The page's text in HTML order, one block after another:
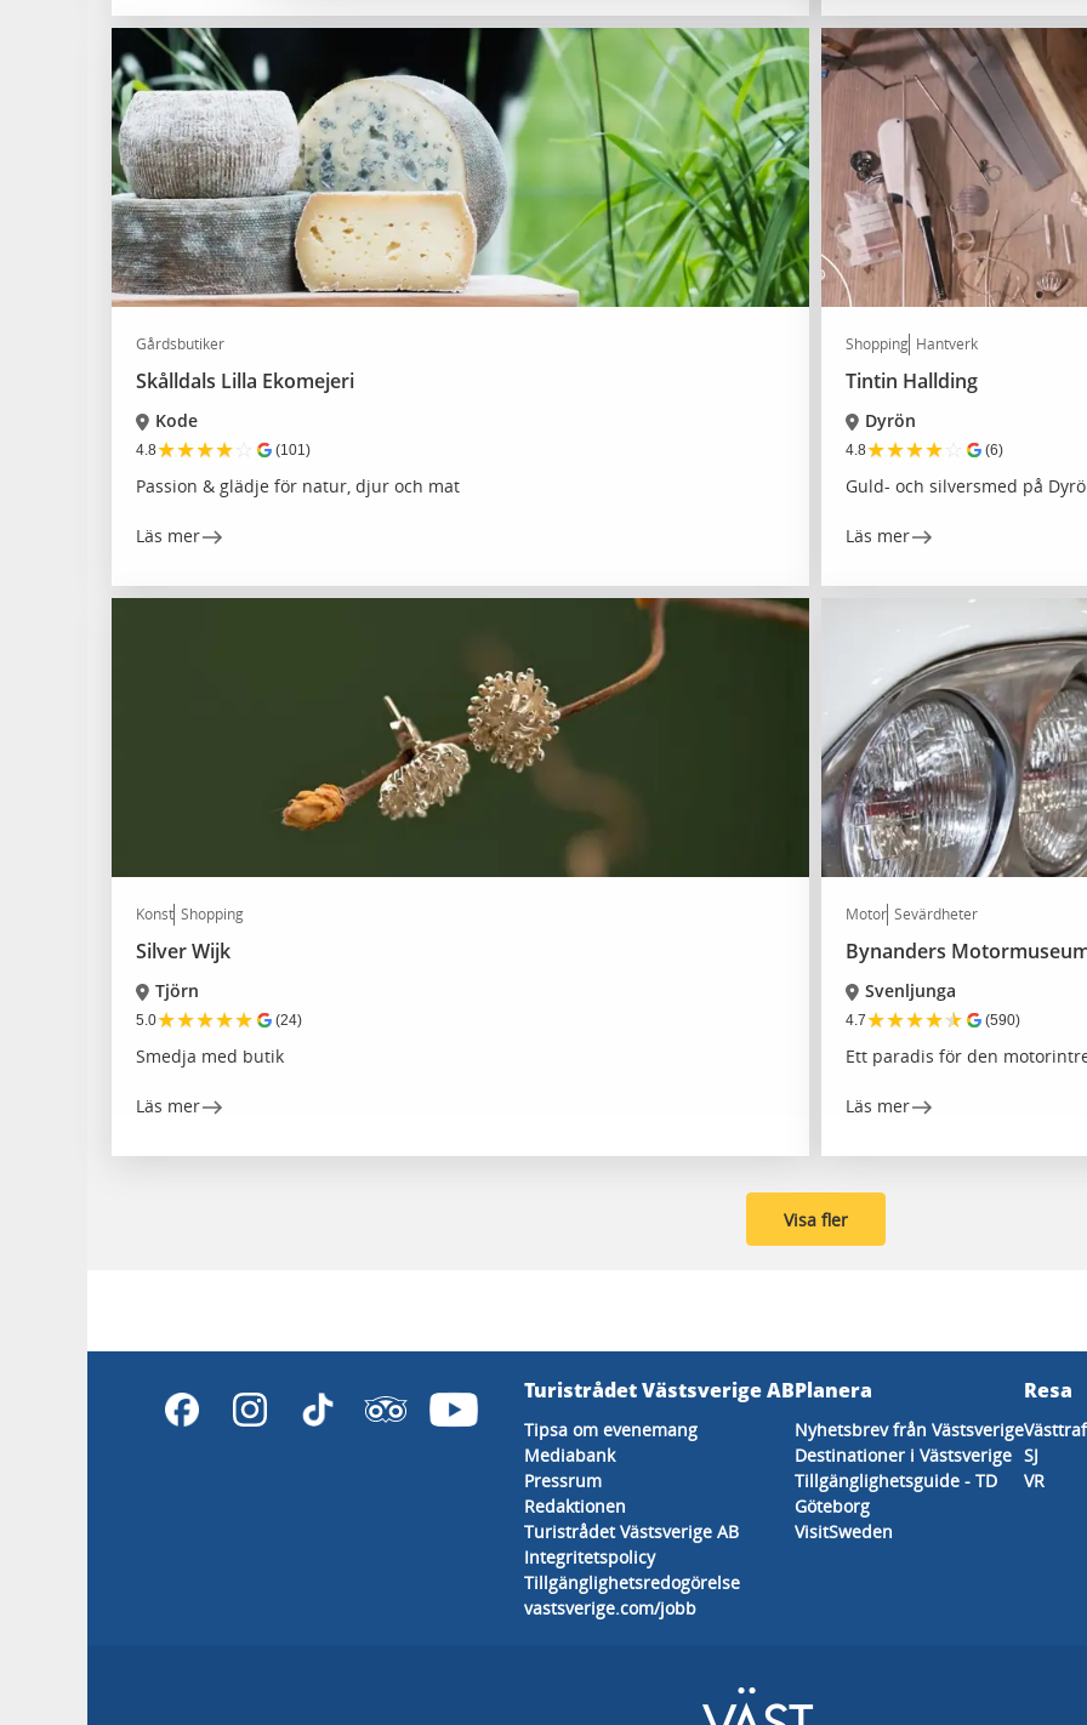
Gårdsbutiker
Skålldals Lilla Ekomejeri
Kode
4.8★★★★☆ (101)
Passion & glädje för natur, djur och mat
Läs mer
Shopping Hantverk
Tintin Hallding
Dyrön
4.8★★★★☆ (6)
Guld- och silversmed på
Läs mer
Konst Shopping
Silver Wijk
Tjörn
5.0★★★★★ (24)
Smedja med butik
Läs mer
Motor Sevärdheter
Bynanders
Svenljunga
4.7★★★★★ (590)
Ett paradis för den
Läs mer
Visa fler
Turistrådet Västsverige AB
Tipsa om evenemang
Mediabank
Pressrum
Redaktionen
Turistrådet Västsverige AB
Integritetspolicy
Tillgänglighetsredogörelse
vastsverige.com/jobb
Planera
Nyhetsbrev från Västsverige
Destinationer i Västsverige
Tillgänglighetsguide - TD
Göteborg
VisitSweden
Resa
SJ
VR